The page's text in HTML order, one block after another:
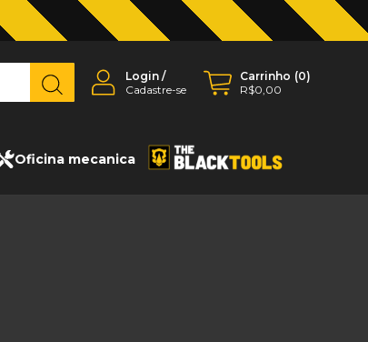
Login/
Cadastre-se
Carrinho (0)
R$0,00
Oficina mecanica